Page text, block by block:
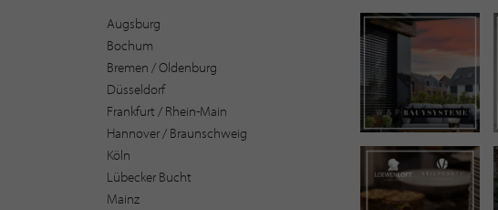
Augsburg
Bochum
Bremen / Oldenburg
Düsseldorf
Frankfurt / Rhein-Main
Hannover / Braunschweig
Köln
Lübecker Bucht
Mainz